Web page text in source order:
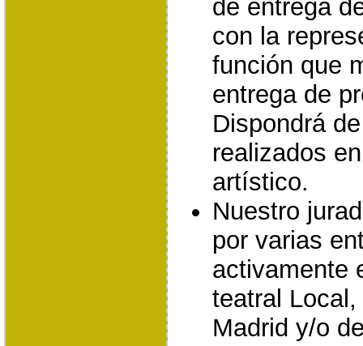
de entrega
con la
función que
entrega de
Dispondrá
realizados
artístico.
Nuestro
por varias
activamente
teatral
Madrid y/o